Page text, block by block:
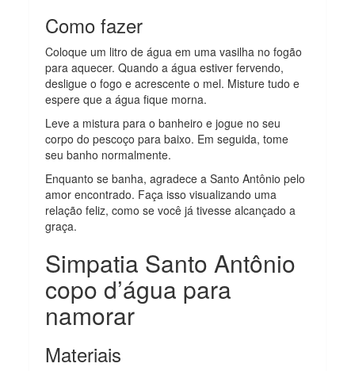
Como fazer
Coloque um litro de água em uma vasilha no fogão
para aquecer. Quando a água estiver fervendo,
desligue o fogo e acrescente o mel. Misture tudo e
espere que a água fique morna.
Leve a mistura para o banheiro e jogue no seu
corpo do pescoço para baixo. Em seguida, tome
seu banho normalmente.
Enquanto se banha, agradece a Santo Antônio pelo
amor encontrado. Faça isso visualizando uma
relação feliz, como se você já tivesse alcançado a
graça.
Simpatia Santo Antônio
copo d’água para
namorar
Materiais